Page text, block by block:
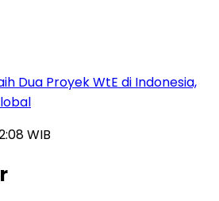
Dua Proyek WtE di Indonesia,
WIB